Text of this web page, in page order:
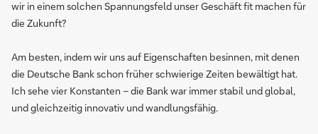
wir in einem solchen Spannungsfeld unser Geschäft fit machen für
die Zukunft?
Am besten, indem wir uns auf Eigenschaften besinnen, mit denen
die Deutsche Bank schon früher schwierige Zeiten bewältigt hat.
Ich sehe vier Konstanten – die Bank war immer stabil und global,
und gleichzeitig innovativ und wandlungsfähig.